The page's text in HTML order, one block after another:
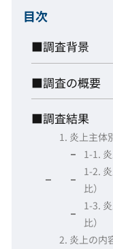
目次
■調査背景
■調査の概要
■調査結果
1. 炎上主体
1-1.
1-2.
比）
1-3.
比）
2. 炎上の内